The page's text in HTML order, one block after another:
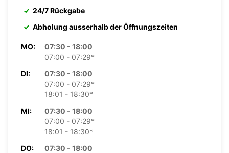
24/7 Rückgabe
Abholung ausserhalb der Öffnungszeiten
MO:
07:30 - 18:00
07:00 - 07:29*
DI:
07:30 - 18:00
07:00 - 07:29*
18:01 - 18:30*
MI:
07:30 - 18:00
07:00 - 07:29*
18:01 - 18:30*
DO:
07:30 - 18:00